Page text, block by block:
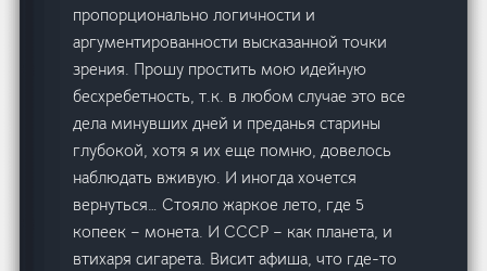
пропорционально логичности и
аргументированности высказанной точки
зрения. Прошу простить мою идейную
бесхребетность, т.к. в любом случае это все
дела минувших дней и преданья старины
глубокой, хотя я их еще помню, довелось
наблюдать вживую. И иногда хочется
вернуться… Стояло жаркое лето, где 5
копеек – монета. И СССР – как планета, и
втихаря сигарета. Висит афиша, что где-то